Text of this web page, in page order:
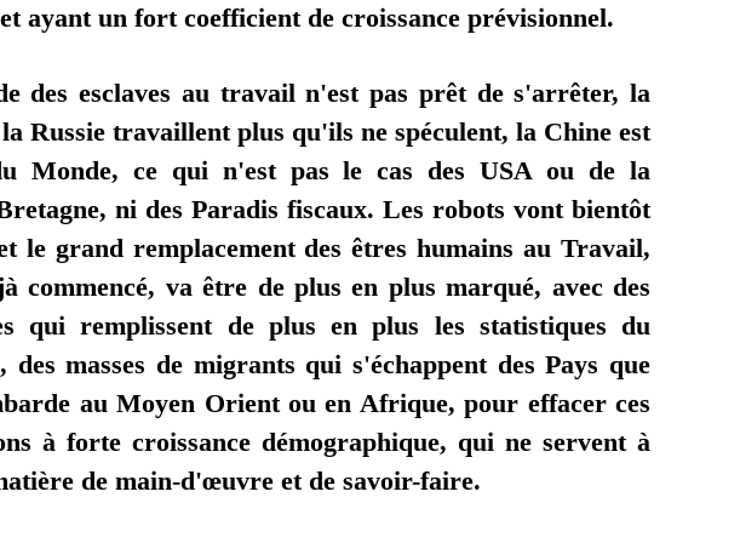
ayant un fort coefficient de croissance prévisionnel.
des esclaves au travail n'est pas prêt de s'arrêter, la
Russie travaillent plus qu'ils ne spéculent, la Chine est
Monde, ce qui n'est pas le cas des USA ou de la
ni des Paradis fiscaux. Les robots vont bientôt
le grand remplacement des êtres humains au Travail,
commencé, va être de plus en plus marqué, avec des
qui remplissent de plus en plus les statistiques du
des masses de migrants qui s'échappent des Pays que
au Moyen Orient ou en Afrique, pour effacer ces
à forte croissance démographique, qui ne servent à
de main-d'œuvre et de savoir-faire.